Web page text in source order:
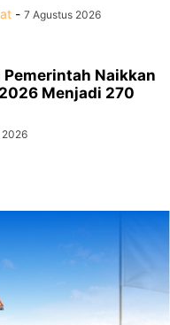
- 7 Agustus 2026
Pemerintah Naikkan
Menjadi 270
2026